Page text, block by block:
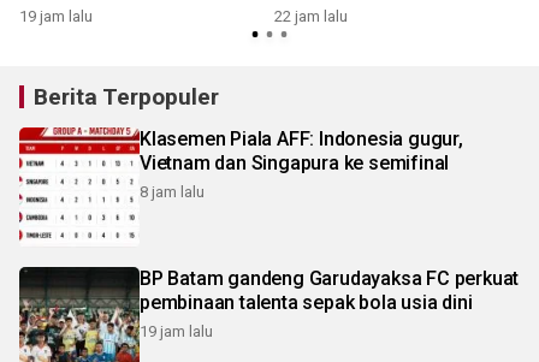
19 jam lalu 22 jam lalu
Berita Terpopuler
Klasemen Piala AFF: Indonesia gugur,
Vietnam dan Singapura ke semifinal
8 jam lalu
BP Batam gandeng Garudayaksa FC perkuat
pembinaan talenta sepak bola usia dini
19 jam lalu